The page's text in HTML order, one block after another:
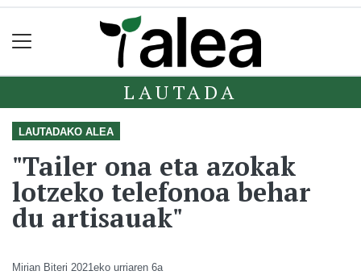
LAUTADA
LAUTADAKO ALEA
"Tailer ona eta azokak
lotzeko telefonoa behar
du artisauak"
Mirian Biteri 2021eko urriaren 6a